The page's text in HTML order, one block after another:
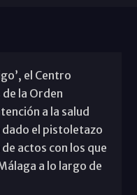
el Centro
de la Orden
a la salud
dado el pistoletazo
actos con los que
a lo largo de